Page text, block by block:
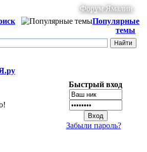
Форум Ямалии
Популярные
темы
Быстрый вход
Забыли пароль?